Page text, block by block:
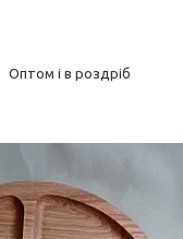
Оптом і в роздріб